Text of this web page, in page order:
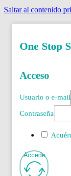
Saltar al contenido
One Stop
Acceso
Usuario o e-mail
Contraseña
Accede